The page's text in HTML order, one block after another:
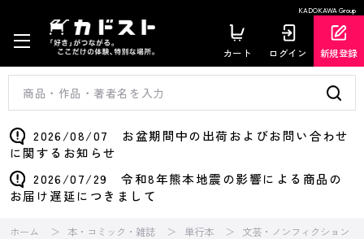
KADOKAWA Group
カート ログイン 新規登録
2026/08/07 お盆期間中の出荷およびお問い合わせ
に関するお知らせ
2026/07/29 令和8年熊本地震の影響による商品の
お届け遅延につきまして
ホーム 本・コミック・雑誌 単行本
文芸・ノンフィクション